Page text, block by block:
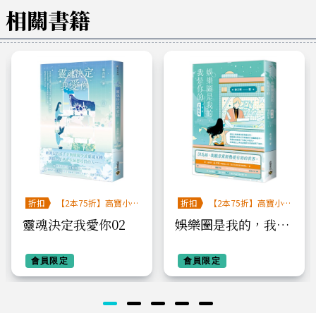
相關書籍
折扣
【2本75折】高寶小
靈魂決定我愛你02
會員限定
折扣
【2本75折】高寶小
娛樂圈是我的，我是
星光（下）
會員限定